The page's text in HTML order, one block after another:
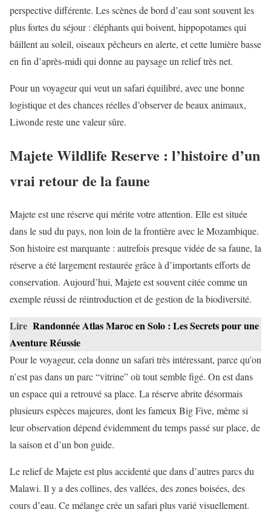
perspective différente. Les scènes de bord d’eau sont souvent les
plus fortes du séjour : éléphants qui boivent, hippopotames qui
bâillent au soleil, oiseaux pêcheurs en alerte, et cette lumière basse
en fin d’après-midi qui donne au paysage un relief très net.
Pour un voyageur qui veut un safari équilibré, avec une bonne
logistique et des chances réelles d’observer de beaux animaux,
Liwonde reste une valeur sûre.
Majete Wildlife Reserve : l’histoire d’un
vrai retour de la faune
Majete est une réserve qui mérite votre attention. Elle est située
dans le sud du pays, non loin de la frontière avec le Mozambique.
Son histoire est marquante : autrefois presque vidée de sa faune, la
réserve a été largement restaurée grâce à d’importants efforts de
conservation. Aujourd’hui, Majete est souvent citée comme un
exemple réussi de réintroduction et de gestion de la biodiversité.
Lire Randonnée Atlas Maroc en Solo : Les Secrets pour une
Aventure Réussie
Pour le voyageur, cela donne un safari très intéressant, parce qu’on
n’est pas dans un parc “vitrine” où tout semble figé. On est dans
un espace qui a retrouvé sa place. La réserve abrite désormais
plusieurs espèces majeures, dont les fameux Big Five, même si
leur observation dépend évidemment du temps passé sur place, de
la saison et d’un bon guide.
Le relief de Majete est plus accidenté que dans d’autres parcs du
Malawi. Il y a des collines, des vallées, des zones boisées, des
cours d’eau. Ce mélange crée un safari plus varié visuellement.